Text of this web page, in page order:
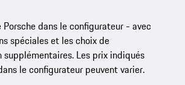
dans le configurateur - avec
spéciales et les choix de
supplémentaires. Les prix indiqués
le configurateur peuvent varier.